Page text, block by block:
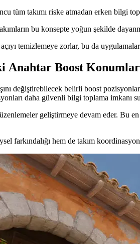
tüm takımı riske atmadan erken bilgi
bu konsepte yoğun şekilde
temizlemeye zorlar, bu da
Boost
değiştirebilecek belirli boost
daha güvenli bilgi toplama imkanı
geliştirmeye devam eder. Bu
farkındalığı hem de takım